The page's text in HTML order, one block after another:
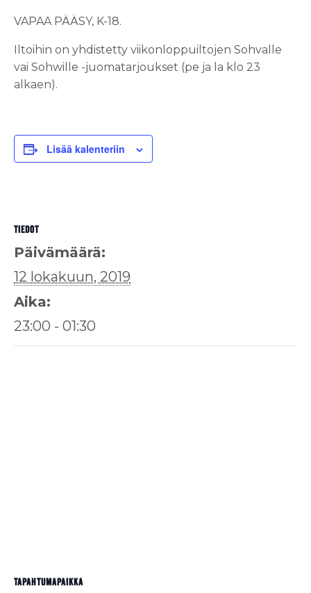
VAPAA PÄÄSY, K-18.
Iltoihin on yhdistetty viikonloppuiltojen Sohvalle
vai Sohwille -juomatarjoukset (pe ja la klo 23
alkaen).
Lisää kalenteriin
TIEDOT
Päivämäärä:
12 lokakuun, 2019
Aika:
23:00 - 01:30
TAPAHTUMAPAIKKA